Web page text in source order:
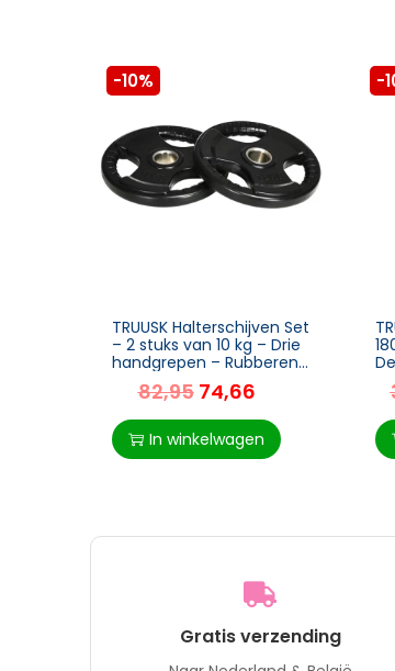
-10%
TRUUSK Halterschijven Set
– 2 stuks van 10 kg – Drie
handgrepen – Rubberen
coating – Vloervriendelijk
– Metaal – Voor
82,95 74,66
In winkelwagen
-
Gratis verzending